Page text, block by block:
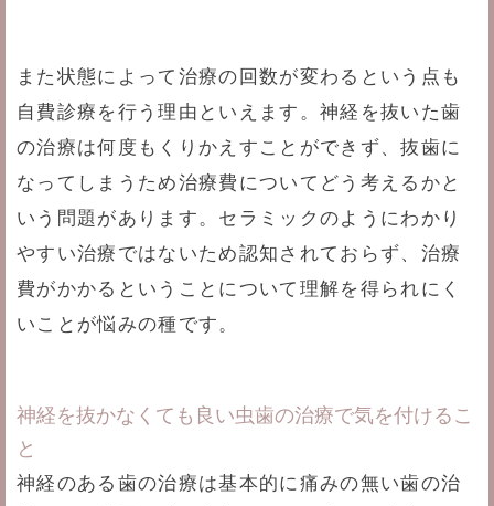
また状態によって治療の回数が変わるという点も
自費診療を行う理由といえます。神経を抜いた歯
の治療は何度もくりかえすことができず、抜歯に
なってしまうため治療費についてどう考えるかと
いう問題があります。セラミックのようにわかり
やすい治療ではないため認知されておらず、治療
費がかかるということについて理解を得られにく
いことが悩みの種です。
神経を抜かなくても良い虫歯の治療で気を付けるこ
と
神経のある歯の治療は基本的に痛みの無い歯の治